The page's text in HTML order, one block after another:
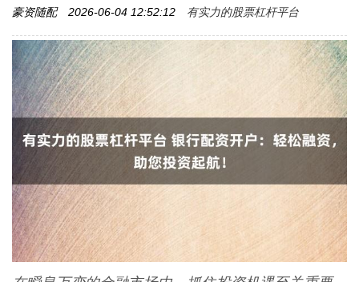
豪资随配 2026-06-04 12:52:12 有实力的股票杠杆平台